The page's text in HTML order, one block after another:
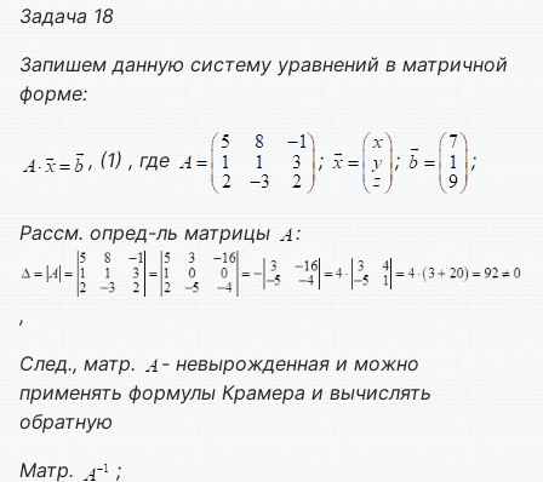
Задача 18
Запишем данную систему уравнений в матричной
форме:
, (1) , где ; ; ;
Рассм. опред-ль матрицы :
,
След., матр.
- невырожденная и можно
применять формулы Крамера и вычислять
обратную
Матр.
;